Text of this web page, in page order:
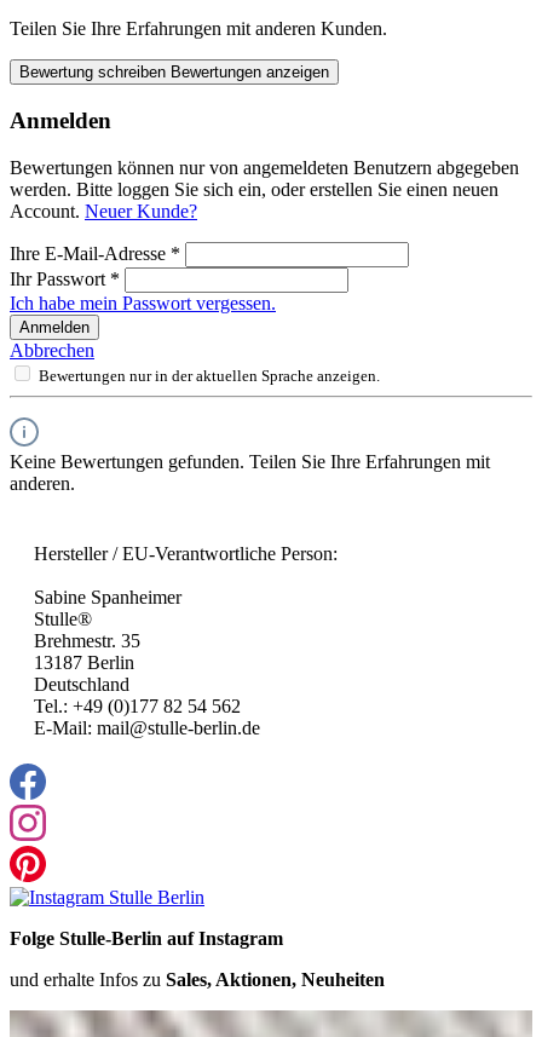
Teilen Sie Ihre Erfahrungen mit anderen Kunden.
Bewertung schreiben Bewertungen anzeigen
Anmelden
Bewertungen können nur von angemeldeten Benutzern abgegeben
werden. Bitte loggen Sie sich ein, oder erstellen Sie einen neuen
Account. Neuer Kunde?
Ihre E-Mail-Adresse *
Ihr Passwort *
Ich habe mein Passwort vergessen.
Anmelden
Abbrechen
Bewertungen nur in der aktuellen Sprache anzeigen.
Keine Bewertungen gefunden. Teilen Sie Ihre Erfahrungen mit
anderen.
Hersteller / EU-Verantwortliche Person:
Sabine Spanheimer
Stulle®
Brehmestr. 35
13187 Berlin
Deutschland
Tel.: +49 (0)177 82 54 562
E-Mail: mail@stulle-berlin.de
Folge Stulle-Berlin auf Instagram
und erhalte Infos zu Sales, Aktionen, Neuheiten